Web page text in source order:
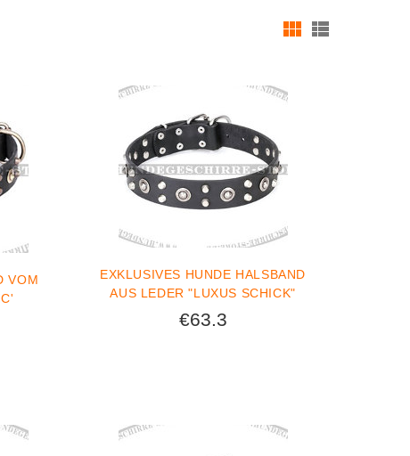
VOM
EXKLUSIVES HUNDE HALSBAND
AUS LEDER "LUXUS SCHICK"
€63.3